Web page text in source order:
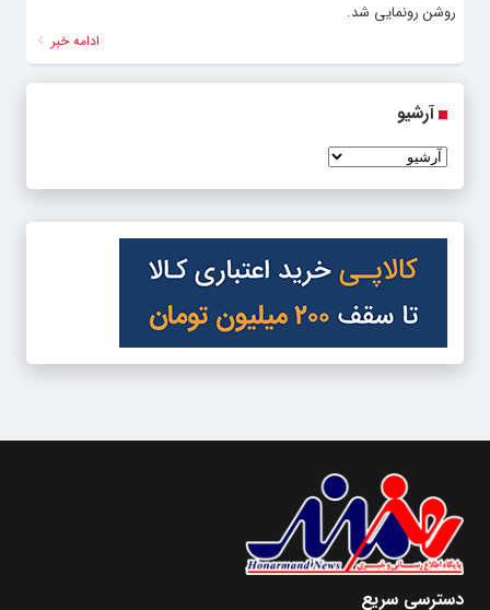
روشن رونمایی شد.
ادامه خبر
آرشیو
دسترسی سریع